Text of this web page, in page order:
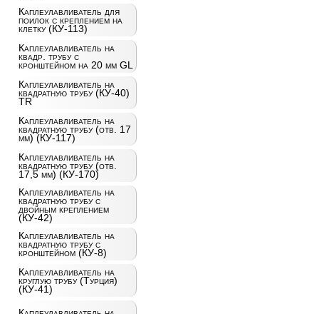
Каплеулавливатель для
поилок с креплением на
клетку (КУ-113)
Каплеулавливатель на
квадр. трубу с
кронштейном на 20 мм GL
Каплеулавливатель на
квадратную трубу (КУ-40)
TR
Каплеулавливатель на
квадратную трубу (отв. 17
мм) (КУ-117)
Каплеулавливатель на
квадратную трубу (отв.
17,5 мм) (КУ-170)
Каплеулавливатель на
квадратную трубу с
двойным креплением
(КУ-42)
Каплеулавливатель на
квадратную трубу с
кронштейном (КУ-8)
Каплеулавливатель на
круглую трубу (Турция)
(КУ-41)